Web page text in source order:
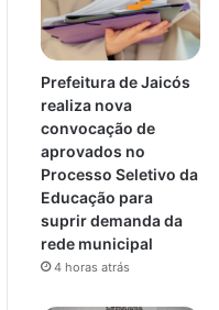
Prefeitura de Jaicós
realiza nova
convocação de
aprovados no
Processo Seletivo da
Educação para
suprir demanda da
rede municipal
4 horas atrás